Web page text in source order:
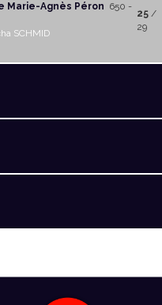
Marie-Agnès Péron 650 -
SCHMID
25/
29